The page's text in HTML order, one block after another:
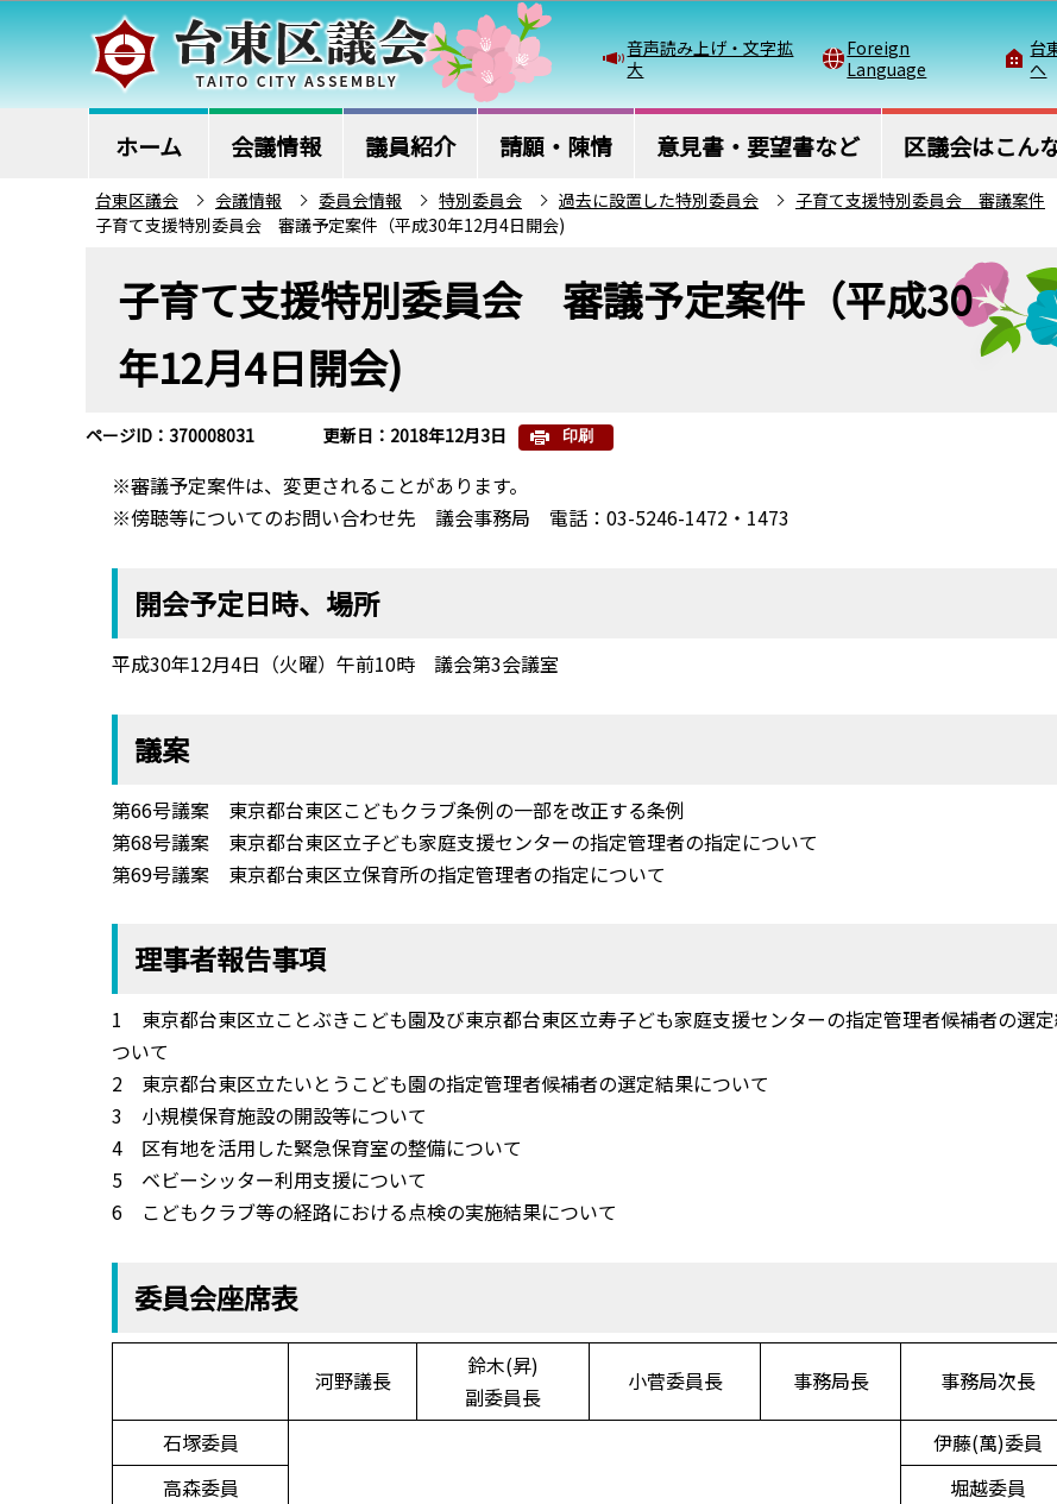
こ
の
ペ
ー
このページの本文へ移動
音声読み上げ・文字拡
大
Foreign
Language
台
へ
ホーム 会議情報 議員紹介 請願・陳情 意見書・要望書など 区議会はこん
台東区議会 会議情報 委員会情報 特別委員会 過去に設置した特別委員会
子育て支援特別委員会 審議案件
子育て支援特別委員会 審議予定案件（平成30年12月4日開会)
ら
子育て支援特別委員会 審議予定案件（平成30
年12月4日開会)
ページID：370008031 更新日：2018年12月3日 印刷
※審議予定案件は、変更されることがあります。
※傍聴等についてのお問い合わせ先 議会事務局 電話：03-5246-1472・1473
開会予定日時、場所
平成30年12月4日（火曜）午前10時 議会第3会議室
議案
第66号議案 東京都台東区こどもクラブ条例の一部を改正する条例
第68号議案 東京都台東区立子ども家庭支援センターの指定管理者の指定について
第69号議案 東京都台東区立保育所の指定管理者の指定について
理事者報告事項
1 東京都台東区立ことぶきこども園及び東京都台東区立寿子ども家庭支援センターの指定管理者候補者の選
ついて
2 東京都台東区立たいとうこども園の指定管理者候補者の選定結果について
3 小規模保育施設の開設等について
4 区有地を活用した緊急保育室の整備について
5 ベビーシッター利用支援について
6 こどもクラブ等の経路における点検の実施結果について
委員会座席表
河野議長
鈴木(昇)
副委員長
小菅委員長 事務局長 事務局次長
石塚委員
伊藤(萬)委員
高森委員
堀越委員